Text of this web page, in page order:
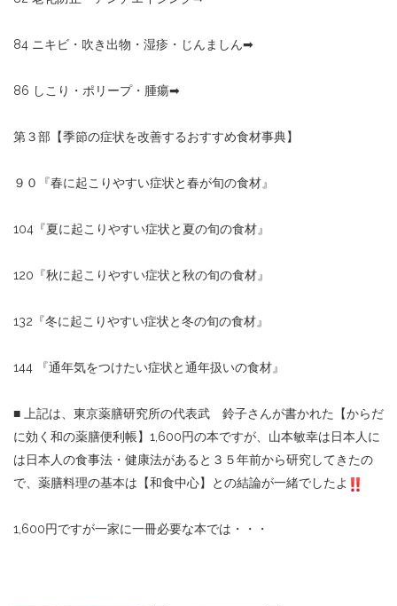
84 ニキビ・吹き出物・湿疹・じんましん➡︎
86 しこり・ポリープ・腫瘍➡︎
第３部【季節の症状を改善するおすすめ食材事典】
９０『春に起こりやすい症状と春が旬の食材』
104 『夏に起こりやすい症状と夏の旬の食材』
120 『秋に起こりやすい症状と秋の旬の食材』
132 『冬に起こりやすい症状と冬の旬の食材』
144 『通年気をつけたい症状と通年扱いの食材』
■ 上記は、東京薬膳研究所の代表武 鈴子さんが書かれた【からだ
に効く和の薬膳便利帳】 1,600円の本ですが、山本敏幸は日本人に
は日本人の食事法・健康法があると３５年前から研究してきたの
で、薬膳料理の基本は【和食中心】との結論が一緒でしたよ
1,600円ですが一家に一冊必要な本では・・・